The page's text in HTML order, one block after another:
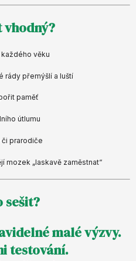
vhodný?
věku
rády přemýšlí a luští
paměť
útlumu
prarodiče
mozek „laskavě zaměstnat“
sešit?
malé výzvy.
testování.